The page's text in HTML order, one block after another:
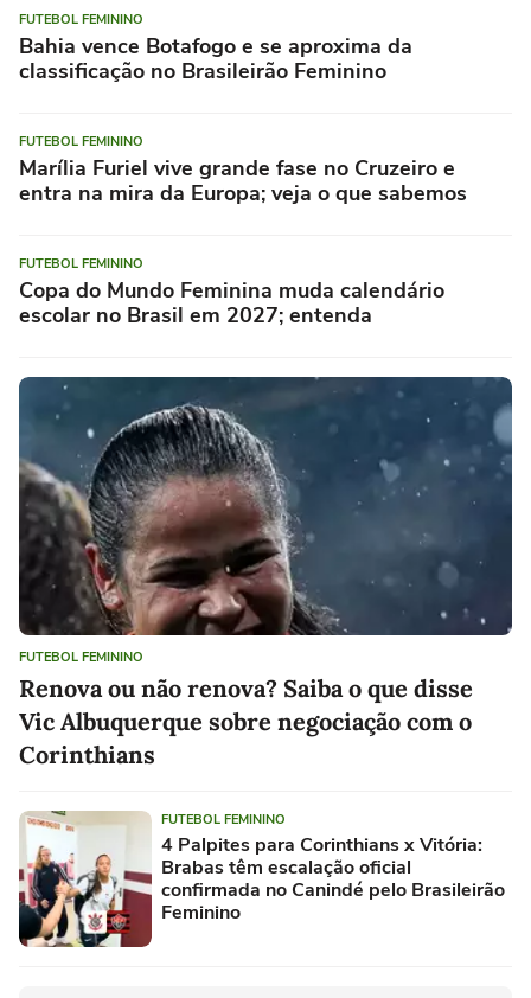
FUTEBOL FEMININO
Bahia vence Botafogo e se aproxima da
classificação no Brasileirão Feminino
FUTEBOL FEMININO
Marília Furiel vive grande fase no Cruzeiro e
entra na mira da Europa; veja o que sabemos
FUTEBOL FEMININO
Copa do Mundo Feminina muda calendário
escolar no Brasil em 2027; entenda
FUTEBOL FEMININO
Renova ou não renova? Saiba o que disse
Vic Albuquerque sobre negociação com o
Corinthians
FUTEBOL FEMININO
4 Palpites para Corinthians x Vitória:
Brabas têm escalação oficial
confirmada no Canindé pelo Brasileirão
Feminino